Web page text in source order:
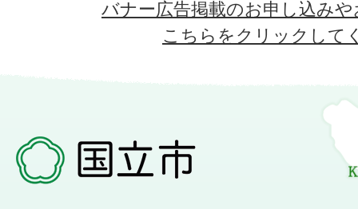
バナー広告掲載のお申し込み
こちらをクリックして